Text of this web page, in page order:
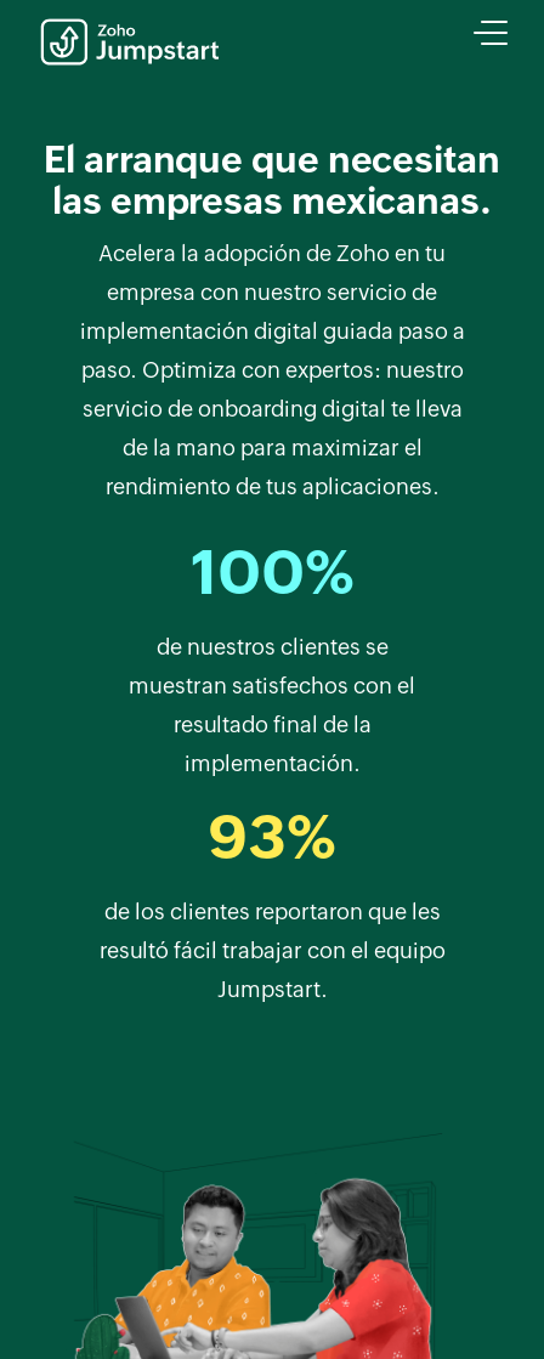
El arranque que necesitan
las empresas mexicanas.
Acelera la adopción de Zoho en tu
empresa con nuestro servicio de
implementación digital guiada paso a
paso. Optimiza con expertos: nuestro
servicio de onboarding digital te lleva
de la mano para maximizar el
rendimiento de tus aplicaciones.
100%
de nuestros clientes se
muestran satisfechos con el
resultado final de la
implementación.
93%
de los clientes reportaron que les
resultó fácil trabajar con el equipo
Jumpstart.